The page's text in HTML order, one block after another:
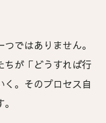
ではありません。
ちが「どうすれば行
。そのプロセス自